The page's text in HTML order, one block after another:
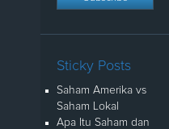
Sticky Posts
Saham Amerika vs
Saham Lokal
Apa Itu Saham dan